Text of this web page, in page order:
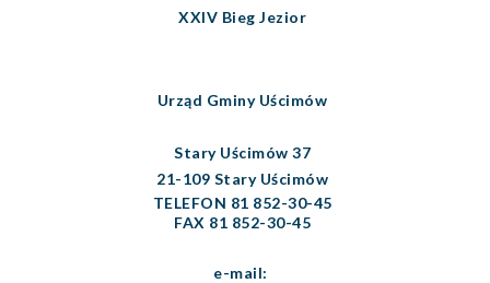
XXIV Bieg Jezior
Urząd Gminy Uścimów
Stary Uścimów 37
21-109 Stary Uścimów
TELEFON 81 852-30-45
FAX 81 852-30-45
e-mail: